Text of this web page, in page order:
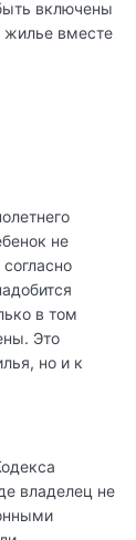
включены
жилье вместе
не
в том
Это
но и к
владелец не